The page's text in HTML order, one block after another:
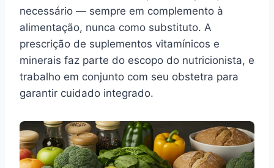
necessário — sempre em complemento à
alimentação, nunca como substituto. A
prescrição de suplementos vitamínicos e
minerais faz parte do escopo do nutricionista, e
trabalho em conjunto com seu obstetra para
garantir cuidado integrado.